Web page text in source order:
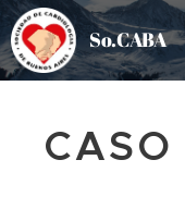
So.CABA